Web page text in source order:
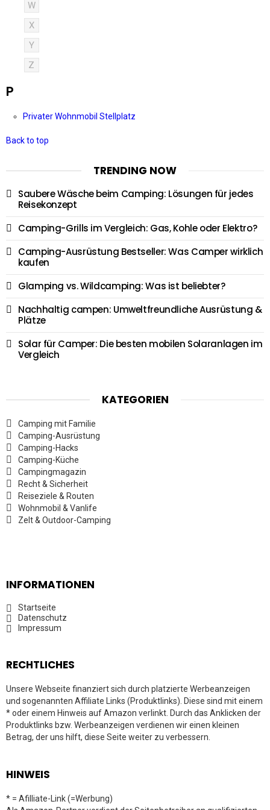
W
X
Y
Z
P
Privater Wohnmobil Stellplatz
Back to top
TRENDING NOW
Saubere Wäsche beim Camping: Lösungen für jedes
Reisekonzept
Camping-Grills im Vergleich: Gas, Kohle oder Elektro?
Camping-Ausrüstung Bestseller: Was Camper wirklich
kaufen
Glamping vs. Wildcamping: Was ist beliebter?
Nachhaltig campen: Umweltfreundliche Ausrüstung &
Plätze
Solar für Camper: Die besten mobilen Solaranlagen im
Vergleich
KATEGORIEN
Camping mit Familie
Camping-Ausrüstung
Camping-Hacks
Camping-Küche
Campingmagazin
Recht & Sicherheit
Reiseziele & Routen
Wohnmobil & Vanlife
Zelt & Outdoor-Camping
INFORMATIONEN
Startseite
Datenschutz
Impressum
RECHTLICHES
Unsere Webseite finanziert sich durch platzierte Werbeanzeigen
und sogenannten Affiliate Links (Produktlinks). Diese sind mit einem
* oder einem Hinweis auf Amazon verlinkt. Durch das Anklicken der
Produktlinks bzw. Werbeanzeigen verdienen wir einen kleinen
Betrag, der uns hilft, diese Seite weiter zu verbessern.
HINWEIS
* = Afilliate-Link (=Werbung)